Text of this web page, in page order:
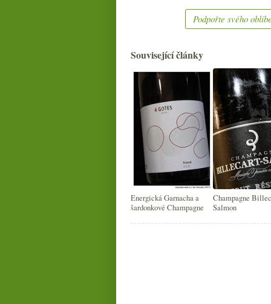
Podpořte svého
Související články
Energická Garnacha a
šardonkové Champagne
Champagne
Salmon